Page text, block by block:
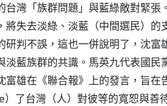
灣「族群問題」與藍綠敵對緊張
失去淡綠、淡藍（中間選民）的
判不誤，這也一併說明了，沈富
藍族群的共識。馬英九代表國民
雄在《聯合報》上的發言，旨在
了台灣（人）對彼等的寬恕與善